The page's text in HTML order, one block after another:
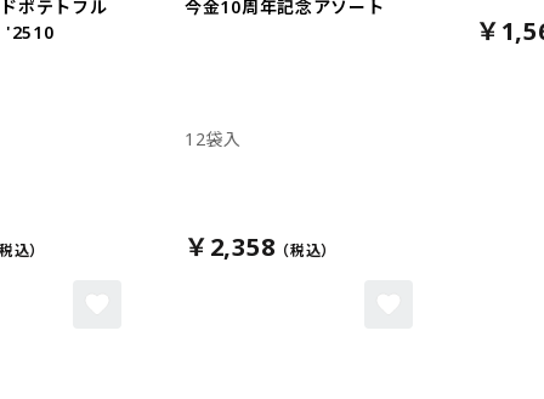
ポテトフル
'2510
今金10周年記念アソート
12袋入
￥2,358
￥